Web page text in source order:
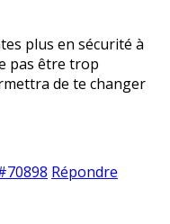
plus en sécurité à
pas être trop
de te changer
Répondre